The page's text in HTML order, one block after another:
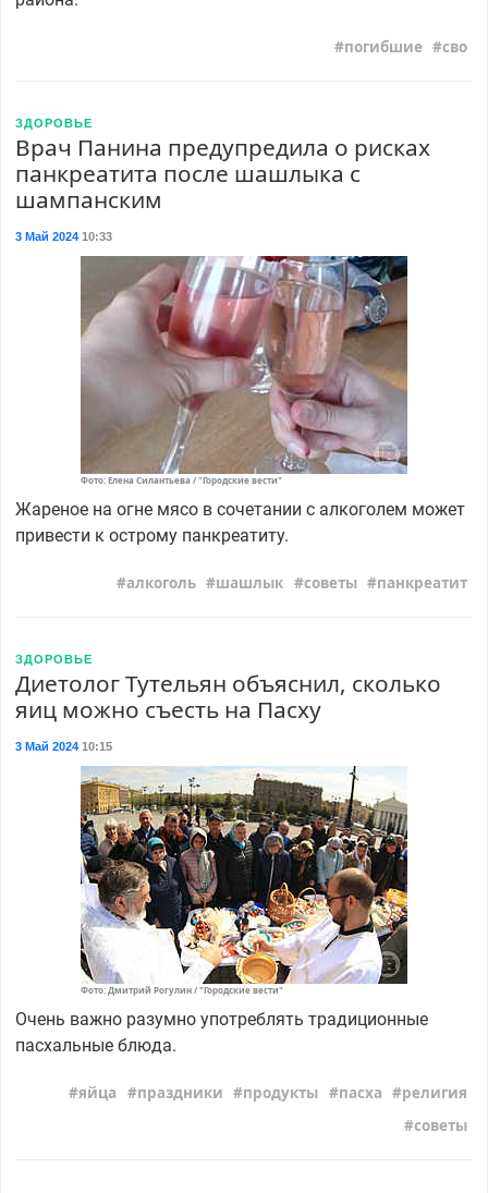
погибшие сво
ЗДОРОВЬЕ
Врач Панина предупредила о рисках
панкреатита после шашлыка с
шампанским
3 Май 202410:33
Фото: Елена Силантьева / "Городские вести"
Жареное на огне мясо в сочетании с алкоголем может
привести к острому панкреатиту.
алкоголь шашлык советы панкреатит
ЗДОРОВЬЕ
Диетолог Тутельян объяснил, сколько
яиц можно съесть на Пасху
3 Май 202410:15
Фото: Дмитрий Рогулин / "Городские вести"
Очень важно разумно употреблять традиционные
пасхальные блюда.
яйца праздники продукты пасха
религия
советы